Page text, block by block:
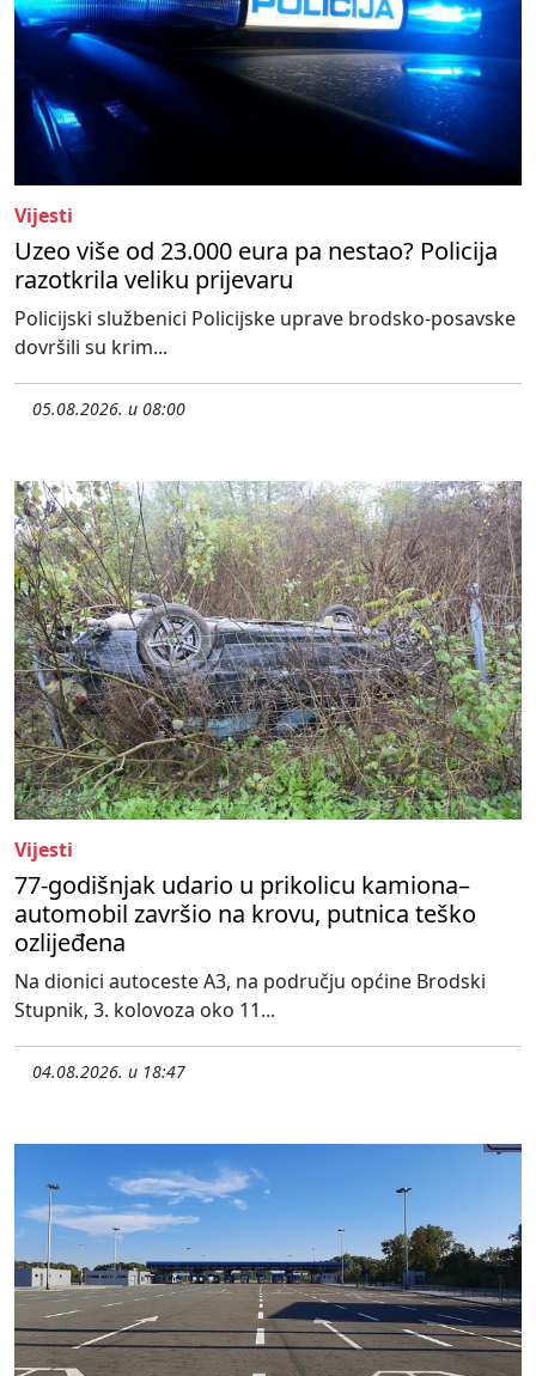
Vijesti
Uzeo više od 23.000 eura pa nestao? Policija
razotkrila veliku prijevaru
Policijski službenici Policijske uprave brodsko-posavske
dovršili su krim...
05.08.2026. u 08:00
Vijesti
77-godišnjak udario u prikolicu kamiona–
automobil završio na krovu, putnica teško
ozlijeđena
Na dionici autoceste A3, na području općine Brodski
Stupnik, 3. kolovoza oko 11...
04.08.2026. u 18:47